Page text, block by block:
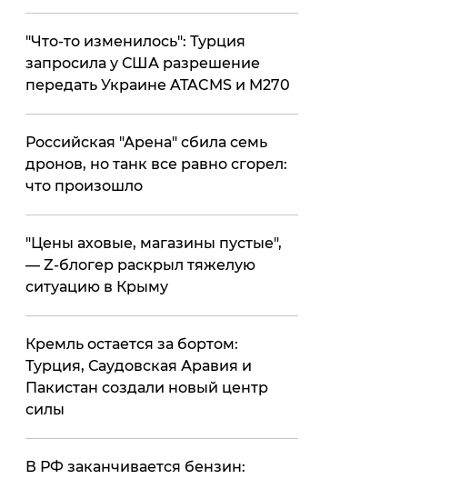
​"Что-то изменилось": Турция
запросила у США разрешение
передать Украине ATACMS и M270
​Российская "Арена" сбила семь
дронов, но танк все равно сгорел:
что произошло
​"Цены аховые, магазины пустые",
— Z-блогер раскрыл тяжелую
ситуацию в Крыму
​Кремль остается за бортом:
Турция, Саудовская Аравия и
Пакистан создали новый центр
силы
​В РФ заканчивается бензин: